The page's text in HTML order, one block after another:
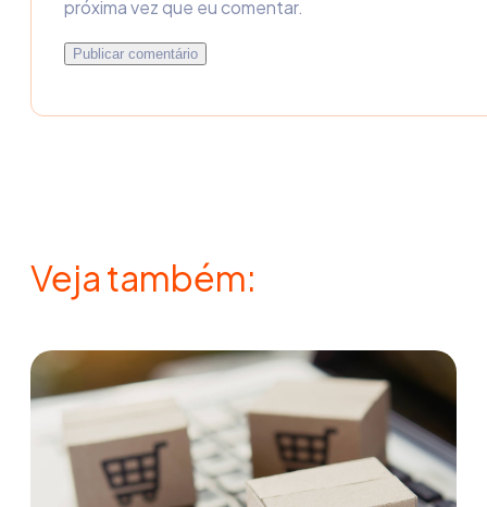
próxima vez que eu comentar.
Veja também: